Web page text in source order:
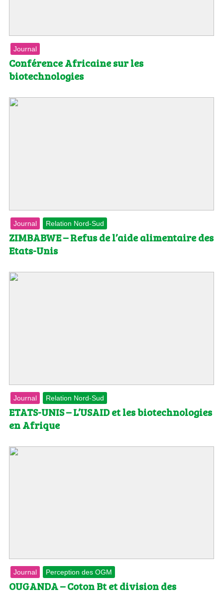
Journal
Conférence Africaine sur les
biotechnologies
Journal Relation Nord-Sud
ZIMBABWE – Refus de l’aide alimentaire des
Etats-Unis
Journal Relation Nord-Sud
ETATS-UNIS – L’USAID et les biotechnologies
en Afrique
Journal Perception des OGM
OUGANDA – Coton Bt et division des